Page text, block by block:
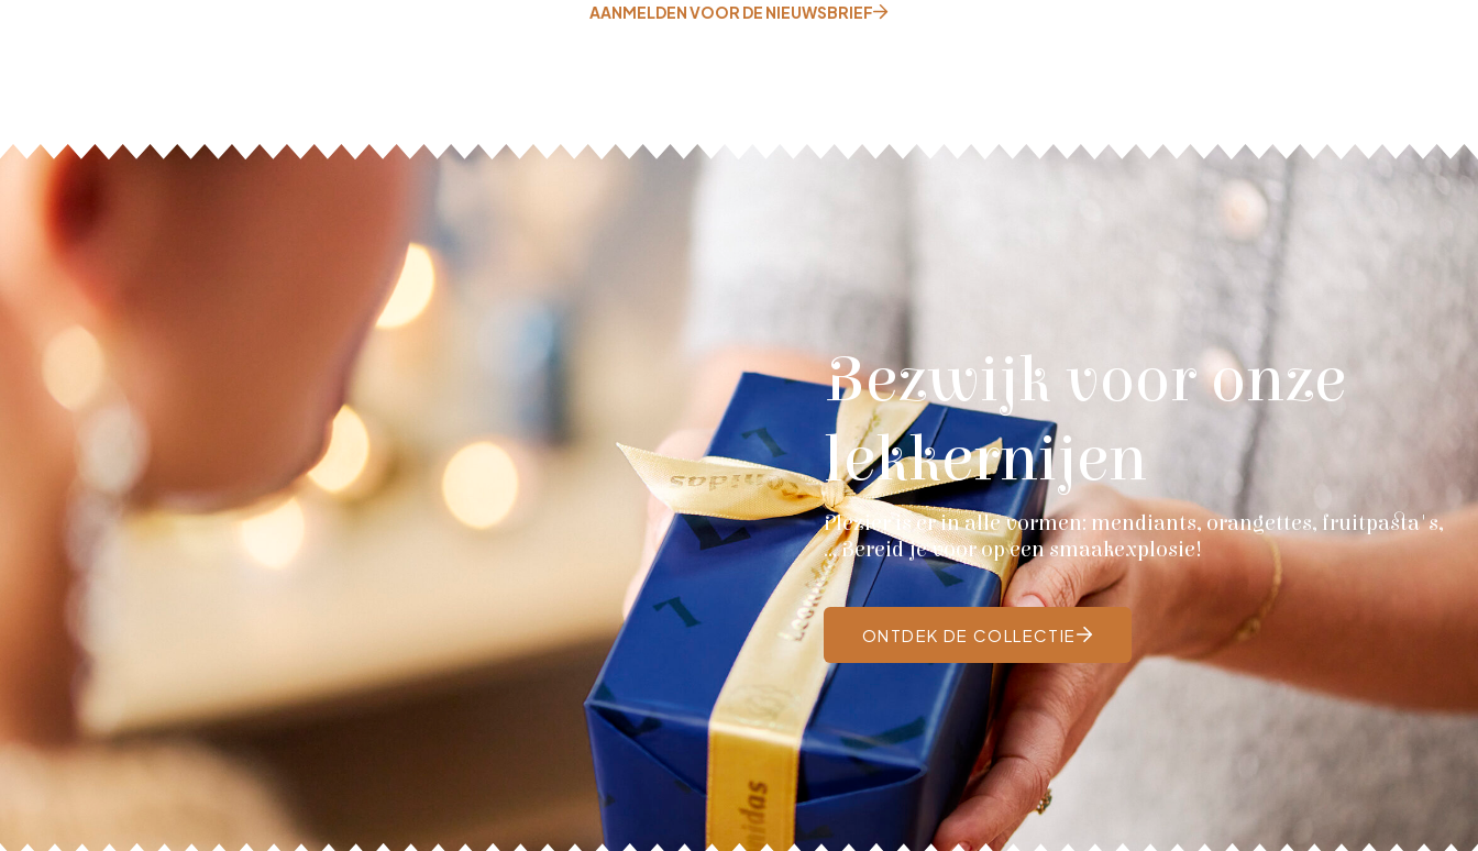
AANMELDEN VOOR DE NIEUWSBRIEF
Bezwijk voor onze
lekkernijen
Plezier is er in alle vormen: mendiants, orangettes, fruitpasta's,
… Bereid je voor op een smaakexplosie!
ONTDEK DE COLLECTIE